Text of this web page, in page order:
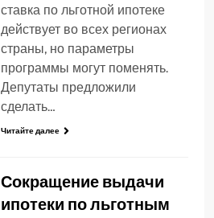
ставка по льготной ипотеке
действует во всех регионах
страны, но параметры
программы могут поменять.
Депутаты предложили
сделать…
Читайте далее
Сокращение выдачи
ипотеки по льготным